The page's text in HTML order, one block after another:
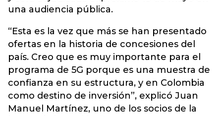
una audiencia pública.
“Esta es la vez que más se han presentado
ofertas en la historia de concesiones del
país. Creo que es muy importante para el
programa de 5G porque es una muestra de
confianza en su estructura, y en Colombia
como destino de inversión”, explicó Juan
Manuel Martínez, uno de los socios de la